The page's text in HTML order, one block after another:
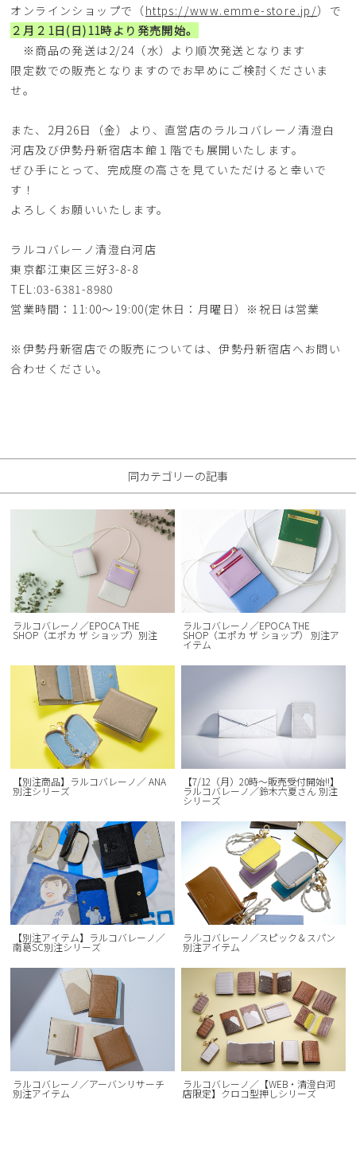
オンラインショップで（https://www.emme-store.jp/）で
２月２1日(日)11時より発売開始。
※商品の発送は2/24（水）より順次発送となります
限定数での販売となりますのでお早めにご検討くださいま
せ。
また、2月26日（金）より、直営店のラルコバレーノ清澄白
河店及び伊勢丹新宿店本館１階でも展開いたします。
ぜひ手にとって、完成度の高さを見ていただけると幸いで
す！
よろしくお願いいたします。
ラルコバレーノ清澄白河店
東京都江東区三好3-8-8
TEL:03-6381-8980
営業時間：11:00～19:00(定休日：月曜日）※祝日は営業
※伊勢丹新宿店での販売については、伊勢丹新宿店へお問い
合わせください。
同カテゴリーの記事
ラルコバレーノ／EPOCA THE
SHOP（エポカ ザ ショップ）別注
ラルコバレーノ／EPOCA THE
SHOP（エポカ ザ ショップ） 別注ア
イテム
【別注商品】ラルコバレーノ／ ANA
別注シリーズ
【7/12（月）20時～販売受付開始!!】
ラルコバレーノ／鈴木六夏さん 別注
シリーズ
【別注アイテム】ラルコバレーノ／
南葛SC別注シリーズ
ラルコバレーノ／スピック＆スパン
別注アイテム
ラルコバレーノ／アーバンリサーチ
別注アイテム
ラルコバレーノ／【WEB・清澄白河
店限定】クロコ型押しシリーズ